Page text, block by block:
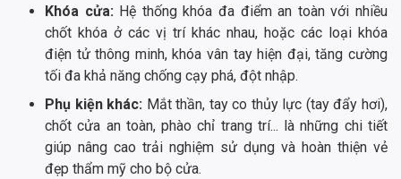
Khóa cửa:Hệ thống khóa đa điểm an toàn với nhiều
chốt khóa ở các vị trí khác nhau, hoặc các loại khóa
điện tử thông minh, khóa vân tay hiện đại, tăng cường
tối đa khả năng chống cạy phá, đột nhập.
Phụ kiện khác: Mắt thần, tay co thủy lực (tay đẩy hơi),
chốt cửa an toàn, phào chỉ trang trí... là những chi tiết
giúp nâng cao trải nghiệm sử dụng và hoàn thiện vẻ
đẹp thẩm mỹ cho bộ cửa.